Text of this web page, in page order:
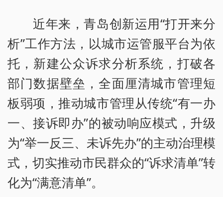
近年来，青岛创新运用“打开来分
析”工作方法，以城市运管服平台为依
托，新建公众诉求分析系统，打破各
部门数据壁垒，全面厘清城市管理短
板弱项，推动城市管理从传统“有一办
一、接诉即办”的被动响应模式，升级
为“举一反三、未诉先办”的主动治理模
式，切实推动市民群众的“诉求清单”转
化为“满意清单”。